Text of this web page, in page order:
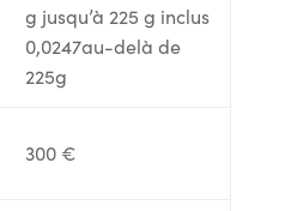
g jusqu’à 225 g inclus
0,0247au-delà de
225g
300 €